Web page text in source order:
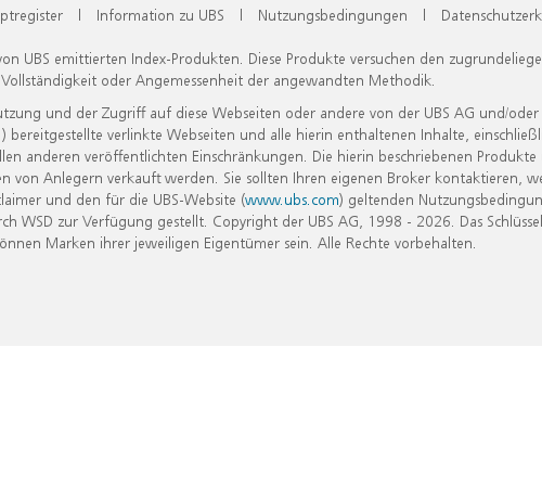
| Information zu UBS | Nutzungsbedingungen |
UBS emittierten Index-Produkten. Diese Produkte versuchen den
oder Angemessenheit der angewandten Methodik.
und der Zugriff auf diese Webseiten oder andere von der UBS AG und/
verlinkte Webseiten und alle hierin enthaltenen Inhalte,
anderen veröffentlichten Einschränkungen. Die hierin beschriebenen
Anlegern verkauft werden. Sie sollten Ihren eigenen Broker kontaktieren,
und den für die UBS-Website (www.ubs.com) geltenden
zur Verfügung gestellt. Copyright der UBS AG, 1998 - 2026. Das
Marken ihrer jeweiligen Eigentümer sein. Alle Rechte vorbehalten.